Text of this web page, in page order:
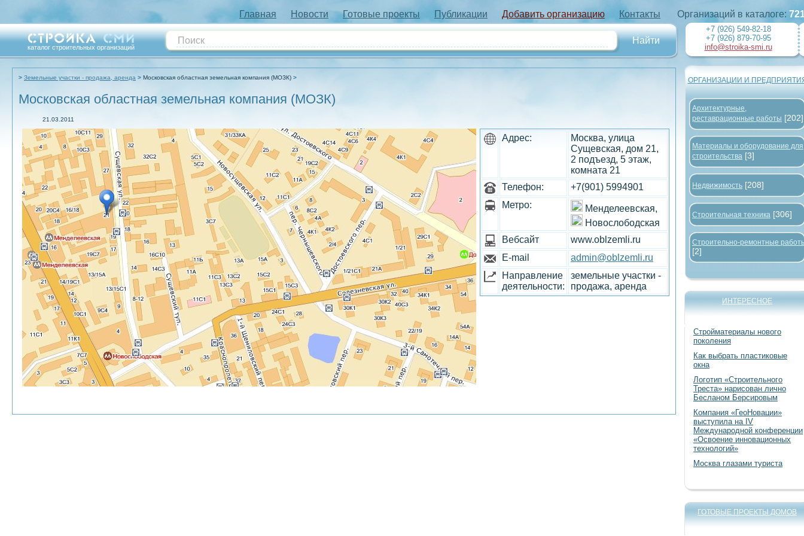
Главная Новости Готовые проекты Публикации Добавить организацию Контакты
каталог строительных организаций
Земельные участки - продажа, аренда Московская областная земельная компания (МОЗК)
Московская областная земельная компания (МОЗК)
21.03.2011
Адрес:
Москва, улица
Сущевская, дом 21,
2 подъезд, 5 этаж,
комната 21
Телефон:
+7(901) 5994901
Метро:
Менделеевская,
Новослободская
Вебсайт
www.oblzemli.ru
E-mail
admin@oblzemli.ru
Направление
деятельности:
земельные участки -
продажа, аренда
Организаций в каталоге:
+7 (926) 549-82-18
+7 (926) 879-70-95
info@stroika-smi.ru
ОРГАНИЗАЦИИ И
Архитектурные,
реставрационные работы [202]
Материалы и оборудование для
строительства [3]
Недвижимость [208]
Строительная техника [306]
Строительно-ремонтные
[2]
ИНТЕРЕСНОЕ
Стройматериалы нового
поколения
Как выбрать пластиковые
окна
Логотип «Строительного
Треста» нарисован лично
Бесланом Берсировым
Компания «ГеоНовации»
выступила на IV
Международной конференции
«Освоение инновационных
технологий»
Москва глазами туриста
ГОТОВЫЕ ПРОЕКТЫ ДОМОВ